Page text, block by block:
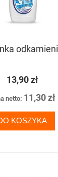
13,90 zł
netto: 11,30 zł
KOSZYKA